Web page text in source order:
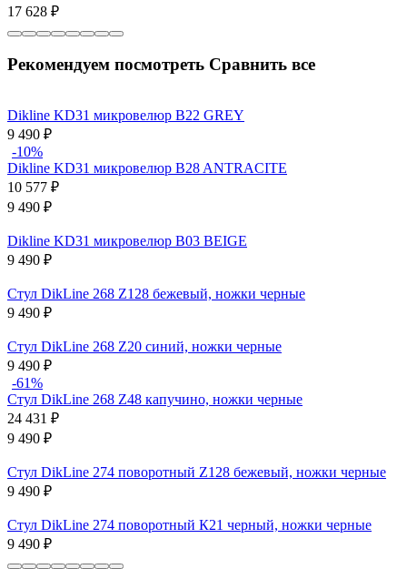
17 628 ₽
Рекомендуем посмотреть Сравнить все
Dikline KD31 микровелюр B22 GREY
9 490 ₽
-10%
Dikline KD31 микровелюр B28 ANTRACITE
10 577 ₽
9 490 ₽
Dikline KD31 микровелюр B03 BEIGE
9 490 ₽
Стул DikLine 268 Z128 бежевый, ножки черные
9 490 ₽
Стул DikLine 268 Z20 синий, ножки черные
9 490 ₽
-61%
Стул DikLine 268 Z48 капучино, ножки черные
24 431 ₽
9 490 ₽
Стул DikLine 274 поворотный Z128 бежевый, ножки черные
9 490 ₽
Стул DikLine 274 поворотный К21 черный, ножки черные
9 490 ₽